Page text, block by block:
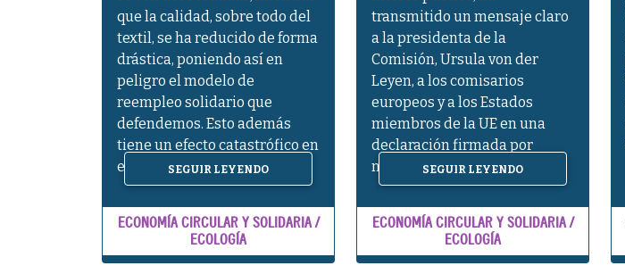
que la calidad, sobre todo del
textil, se ha reducido de forma
drástica, poniendo así en
peligro el modelo de
reempleo solidario que
defendemos. Esto además
tiene un efecto catastrófico en
el medioambiente […]
SEGUIR LEYENDO
ECONOMÍA CIRCULAR Y SOLIDARIA /
ECOLOGÍA
transmitido un mensaje claro
a la presidenta de la
Comisión, Ursula von der
Leyen, a los comisarios
europeos y a los Estados
miembros de la UE en una
declaración firmada por
nosotros […]SEGUIR LEYENDO
ECONOMÍA CIRCULAR Y SOLIDARIA /
ECOLOGÍA